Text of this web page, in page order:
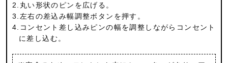
2.丸い形状のピンを広げる。
3.左右の差込み幅調整ボタンを押す。
4.コンセント差し込みピンの幅を調整しながらコンセント
に差し込む。